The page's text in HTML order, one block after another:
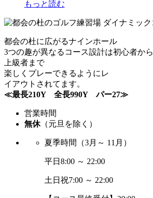
もっと読む
都会の杜に広がるナインホール
3つの趣が異なるコース設計は初心者から
上級者まで
楽しくプレーできるようにレ
イアウトされてます。
≪最長210Y 全長990Y パー27≫
営業時間
無休（元旦を除く）
夏季時間 （3月～ 11月）
平日 8:00 ～ 22:00
土日祝7:00 ～ 22:00